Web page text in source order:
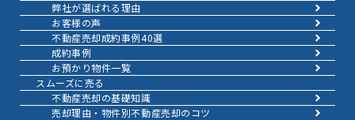
弊社が選ばれる理由
お客様の声
不動産売却成約事例40選
成約事例
お預かり物件一覧
スムーズに売る
不動産売却の基礎知識
売却理由・物件別不動産売却のコツ